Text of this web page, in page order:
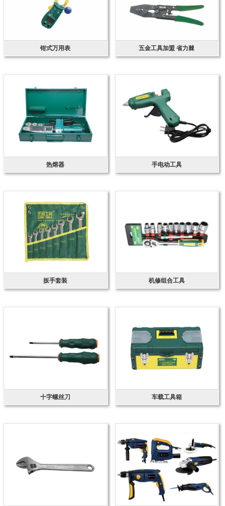
钳式万用表 五金工具加盟 省力棘
热熔器 手电动工具
扳手套装 机修组合工具
十字螺丝刀 车载工具箱